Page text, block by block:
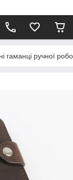
гаманці ручної